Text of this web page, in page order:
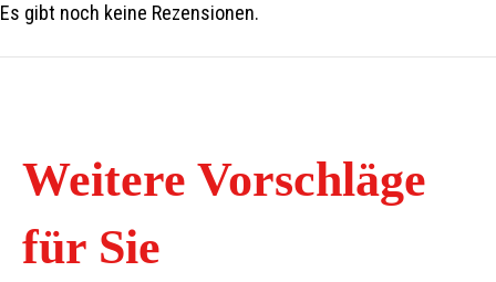
Es gibt noch keine Rezensionen.
Weitere Vorschläge
für Sie